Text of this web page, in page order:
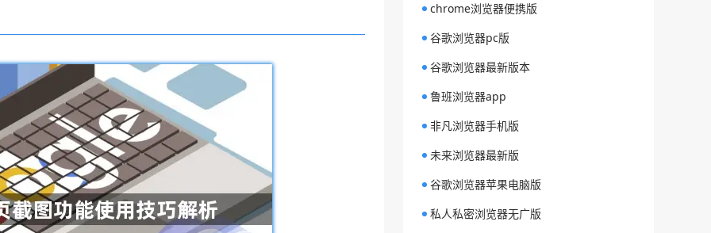
chrome浏览器便携版
谷歌浏览器pc版
谷歌浏览器最新版本
鲁班浏览器app
非凡浏览器手机版
未来浏览器最新版
谷歌浏览器苹果电脑版
私人私密浏览器无广版